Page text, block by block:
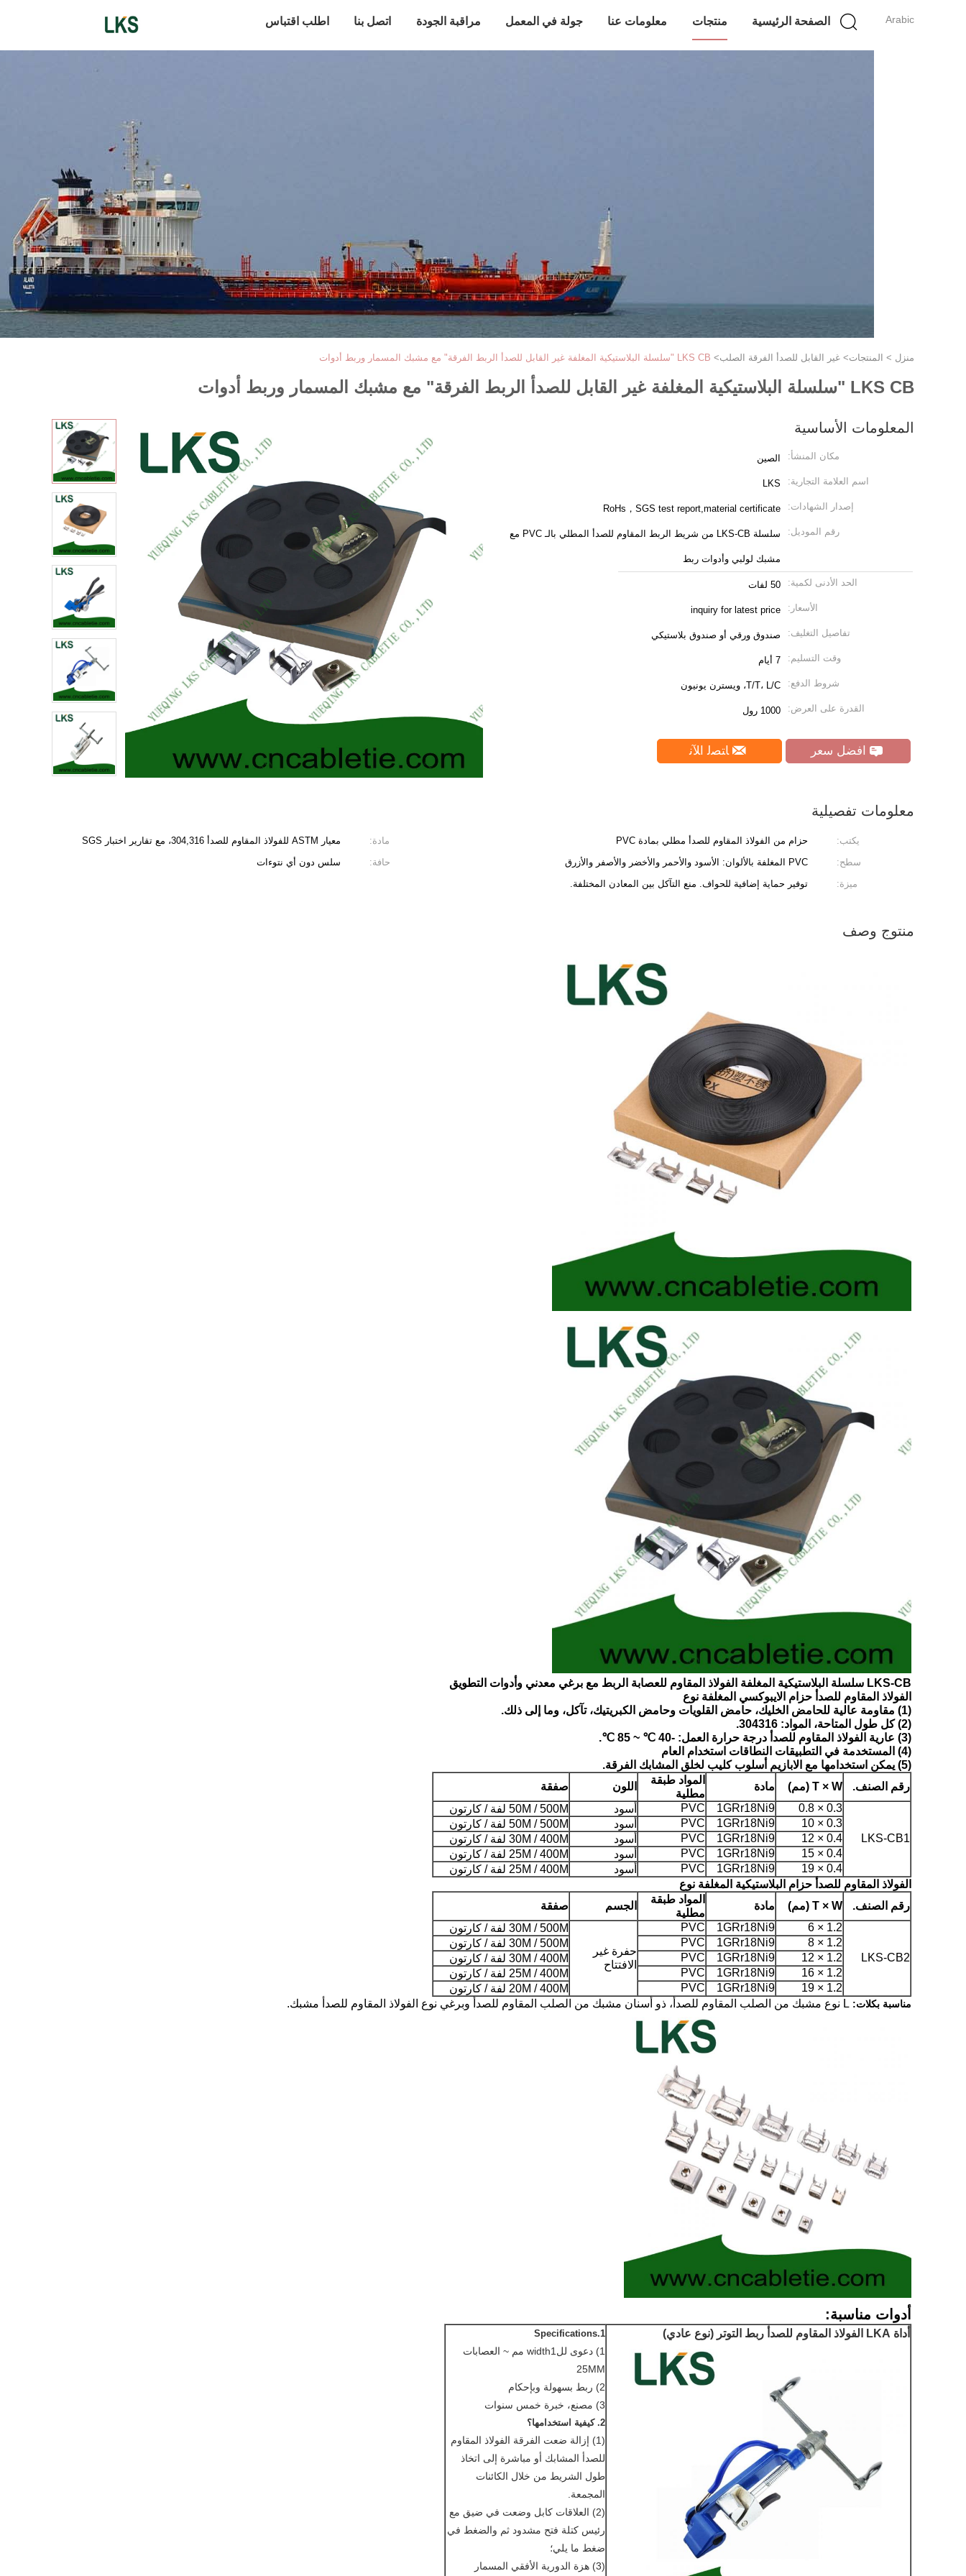
Arabic الصفحة الرئيسية منتجات معلومات عنا جولة في المعمل مراقبة الجودة اتصل بنا اطلب اقتباس
منزل > المنتجات> غير القابل للصدأ الفرقة الصلب> LKS CB "سلسلة البلاستيكية المغلفة غير القابل للصدأ الربط الفرقة" مع مشبك المسمار وربط أدوات
LKS CB "سلسلة البلاستيكية المغلفة غير القابل للصدأ الربط الفرقة" مع مشبك المسمار وربط أدوات
المعلومات الأساسية
مكان المنشأ: الصين
اسم العلامة التجارية: LKS
إصدار الشهادات: RoHs，SGS test report,material certificate
رقم الموديل: سلسلة LKS-CB من شريط الربط المقاوم للصدأ المطلي بالـ PVC مع
مشبك لولبي وأدوات ربط
الحد الأدنى لكمية: 50 لفات
الأسعار: inquiry for latest price
تفاصيل التغليف: صندوق ورقي أو صندوق بلاستيكي
وقت التسليم: 7 أيام
شروط الدفع: T/T، L/C، ويسترن يونيون
القدرة على العرض: 1000 رول
افضل سعر ﺎﺘﺼﻟ ﺍﻶﻧ
معلومات تفصيلية
يكتب: حزام من الفولاذ المقاوم للصدأ مطلي بمادة PVC مادة:
معيار ASTM للفولاذ المقاوم للصدأ 304,316، مع تقارير اختبار SGS
سطح:
PVC المغلفة بالألوان: الأسود والأحمر والأخضر والأصفر والأزرق حافة:
سلس دون أي نتوءات
ميزة:
توفير حماية إضافية للحواف. منع التآكل بين المعادن المختلفة.
منتوج وصف
LKS-CB سلسلة البلاستيكية المغلفة الفولاذ المقاوم للعصابة الربط مع برغي معدني وأدوات التطويق
الفولاذ المقاوم للصدأ حزام الايبوكسي المغلفة نوع
(1) مقاومة عالية للحامض الخليك، حامض القلويات وحامض الكبريتيك، تآكل، وما إلى ذلك.
(2) كل طول المتاحة، المواد: 304316.
(3) عارية الفولاذ المقاوم للصدأ درجة حرارة العمل: -40 ℃ ~ 85 ℃.
(4) المستخدمة في التطبيقات النطاقات استخدام العام
(5) يمكن استخدامها مع الابازيم أسلوب كليب لخلق المشابك الفرقة.
رقم الصنف.
T × W (مم) مادة
المواد طبقة
مطلية
اللون صفقة
LKS-CB1
0.3 × 0.8
1GRr18Ni9
PVC أسود
50M / 500M لفة / كارتون
0.3 × 10
1GRr18Ni9
PVC أسود
50M / 500M لفة / كارتون
0.4 × 12
1GRr18Ni9
PVC أسود
30M / 400M لفة / كارتون
0.4 × 15
1GRr18Ni9
PVC أسود
25M / 400M لفة / كارتون
0.4 × 19
1GRr18Ni9
PVC أسود
25M / 400M لفة / كارتون
الفولاذ المقاوم للصدأ حزام البلاستيكية المغلفة نوع
رقم الصنف.
T × W (مم) مادة
المواد طبقة
مطلية
الجسم صفقة
LKS-CB2
1.2 × 6
1GRr18Ni9
PVC
حفرة غير
الافتتاح
30M / 500M لفة / كارتون
1.2 × 8
1GRr18Ni9
PVC
30M / 500M لفة / كارتون
1.2 × 12
1GRr18Ni9
PVC
30M / 400M لفة / كارتون
1.2 × 16
1GRr18Ni9
PVC
25M / 400M لفة / كارتون
1.2 × 19
1GRr18Ni9
PVC 20M / 400M لفة / كارتون
مناسبة بكلات:
أدوات مناسبة:
أداة LKA الفولاذ المقاوم للصدأ ربط التوتر (نوع عادي) 1.Specifications
1) دعوى للwidth1 مم ~ العصابات
25MM
2) ربط بسهولة وبإحكام
3) مصنع، خبرة خمس سنوات
2. كيفية استخدامها؟
(1) إزالة ضعت الفرقة الفولاذ المقاوم
للصدأ المشابك أو مباشرة إلى اتخاذ
طول الشريط من خلال الكائنات
المجمعة.
(2) العلاقات كابل وضعت في ضيق مع
رئيس كتلة فتح مشدود ثم والضغط في
ضغط ما يلي؛
(3) هزة الدورية الأفقي المسمار